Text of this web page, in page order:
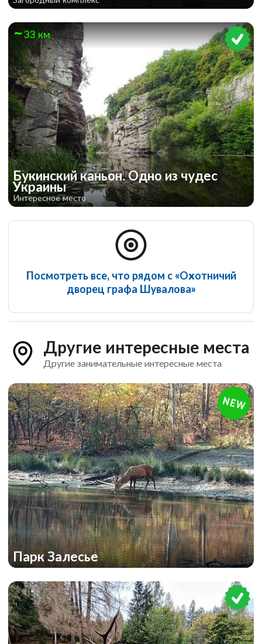
33 км
Букинский каньон. Одно из чудес
Украины
Интересное место
Посмотреть все, что рядом с «Охотничий
дворец графа Шувалова»
Другие интересные места
Другие занимательные интересные места
Парк Залесье